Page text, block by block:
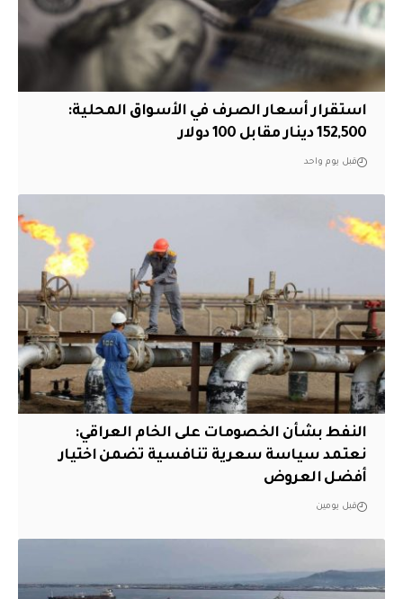
استقرار أسعار الصرف في الأسواق المحلية:
152,500 دينار مقابل 100 دولار
قبل يوم واحد
النفط بشأن الخصومات على الخام العراقي:
نعتمد سياسة سعرية تنافسية تضمن اختيار
أفضل العروض
قبل يومين